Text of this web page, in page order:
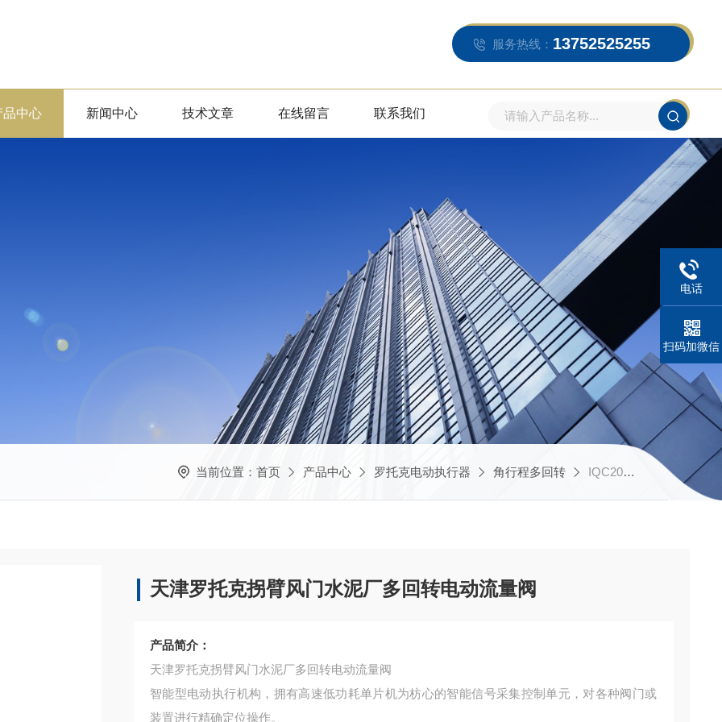
服务热线： 13752525255
品中心 新闻中心 技术文章 在线留言 联系我们
当前位置： 首页 产品中心 罗托克电动执行器 角行程多回转 IQC20天津罗托克拐臂风门水泥厂多回转电动流量阀
天津罗托克拐臂风门水泥厂多回转电动流量阀
产品简介：
天津罗托克拐臂风门水泥厂多回转电动流量阀
智能型电动执行机构，拥有高速低功耗单片机为枋心的智能信号采集控制单元，对各种阀门或
装置进行精确定位操作。
电话
扫码加微信